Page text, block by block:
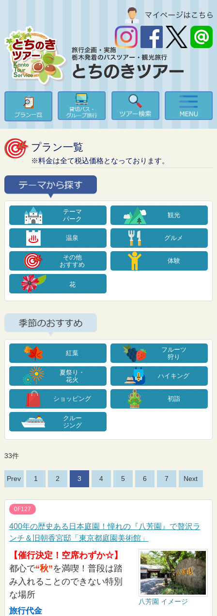
プラン一覧
※料金は全て税込価格となっております。
テーマ
パーク
観光
温泉 グルメ
その他
おすすめ
体験
花
紅葉
フルーツ
狩り
夏祭り・
花火
ハイキング
ショッピング 初詣
クルー
ジング
33件
Prev 1 2 3 4 5 6 7 Next
0F127
400年の歴史ある日本庭園！憧れの『八芳園』で贅沢ラ
ンチ＆旧朝香宮邸「東京都庭園美術館」
八芳園 イメージ
【催行決定！空席わずか☆】
都心で“秋”を満喫！普段は踏
み入れることのできない特別
な場所
旅行代金